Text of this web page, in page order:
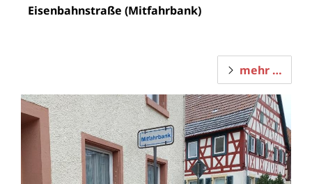
Eisenbahnstraße (Mitfahrbank)
mehr …